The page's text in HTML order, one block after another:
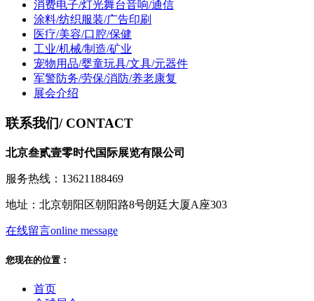
消费电子/灯光舞台音响/通信
涂料/纺织服装/广告印刷
医疗/美容/口腔/保健
工业/机械/制造/矿业
宠物用品/婴童玩具/文具/元器件
军警防务/劳保/消防/养老康复
展会介绍
联系我们/ CONTACT
北京叁贰壹零时代国际展览有限公司
服务热线：13621188469
地址：北京朝阳区朝阳路8号朗廷大厦A座303
在线留言online message
您现在的位置：
首页